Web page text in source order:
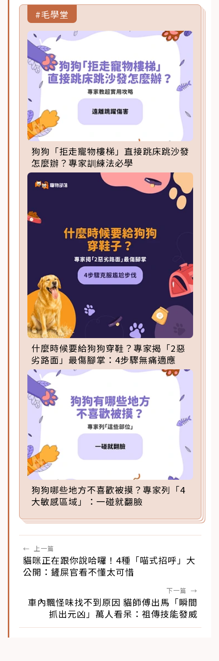
#毛學堂
狗狗「拒走寵物樓梯」直接跳床跳沙發
怎麼辦？專家訓練法必學
什麼時候要給狗狗穿鞋？專家揭「2惡
劣路面」最傷腳掌：4步驟無痛適應
狗狗哪些地方不喜歡被摸？專家列「4
大敏感區域」：一碰就翻臉
← 上一篇
貓咪正在跟你說哈囉！4種「喵式招呼」大
公開：鏟屎官看不懂太可惜
下一篇 →
車內飄怪味找不到原因 貓師傅出馬「瞬間
抓出元凶」萬人看呆：祖傳技能發威